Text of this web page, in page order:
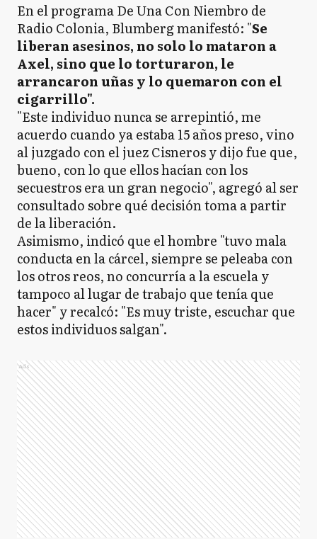
En el programa De Una Con Niembro de
Radio Colonia, Blumberg manifestó: "Se
liberan asesinos, no solo lo mataron a
Axel, sino que lo torturaron, le
arrancaron uñas y lo quemaron con el
cigarrillo".
"Este individuo nunca se arrepintió, me
acuerdo cuando ya estaba 15 años preso, vino
al juzgado con el juez Cisneros y dijo fue que,
bueno, con lo que ellos hacían con los
secuestros era un gran negocio", agregó al ser
consultado sobre qué decisión toma a partir
de la liberación.
Asimismo, indicó que el hombre "tuvo mala
conducta en la cárcel, siempre se peleaba con
los otros reos, no concurría a la escuela y
tampoco al lugar de trabajo que tenía que
hacer" y recalcó: "Es muy triste, escuchar que
estos individuos salgan".
Ads